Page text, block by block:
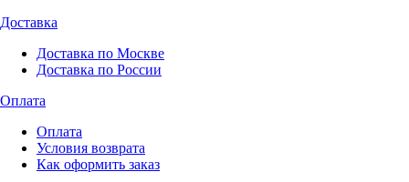
Доставка
Доставка по Москве
Доставка по России
Оплата
Оплата
Условия возврата
Как оформить заказ